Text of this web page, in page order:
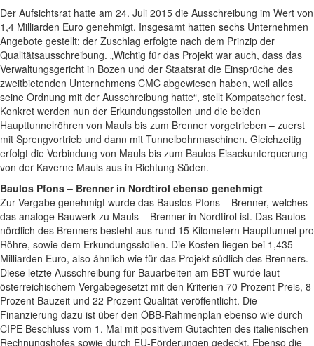
Der Aufsichtsrat hatte am 24. Juli 2015 die Ausschreibung im Wert von
1,4 Milliarden Euro genehmigt. Insgesamt hatten sechs Unternehmen
Angebote gestellt; der Zuschlag erfolgte nach dem Prinzip der
Qualitätsausschreibung. „Wichtig für das Projekt war auch, dass das
Verwaltungsgericht in Bozen und der Staatsrat die Einsprüche des
zweitbietenden Unternehmens CMC abgewiesen haben, weil alles
seine Ordnung mit der Ausschreibung hatte“, stellt Kompatscher fest.
Konkret werden nun der Erkundungsstollen und die beiden
Haupttunnelröhren von Mauls bis zum Brenner vorgetrieben – zuerst
mit Sprengvortrieb und dann mit Tunnelbohrmaschinen. Gleichzeitig
erfolgt die Verbindung von Mauls bis zum Baulos Eisackunterquerung
von der Kaverne Mauls aus in Richtung Süden.
Baulos Pfons – Brenner in Nordtirol ebenso genehmigt
Zur Vergabe genehmigt wurde das Bauslos Pfons – Brenner, welches
das analoge Bauwerk zu Mauls – Brenner in Nordtirol ist. Das Baulos
nördlich des Brenners besteht aus rund 15 Kilometern Haupttunnel pro
Röhre, sowie dem Erkundungsstollen. Die Kosten liegen bei 1,435
Milliarden Euro, also ähnlich wie für das Projekt südlich des Brenners.
Diese letzte Ausschreibung für Bauarbeiten am BBT wurde laut
österreichischem Vergabegesetzt mit den Kriterien 70 Prozent Preis, 8
Prozent Bauzeit und 22 Prozent Qualität veröffentlicht. Die
Finanzierung dazu ist über den ÖBB-Rahmenplan ebenso wie durch
CIPE Beschluss vom 1. Mai mit positivem Gutachten des italienischen
Rechnungshofes sowie durch EU-Förderungen gedeckt. Ebenso die